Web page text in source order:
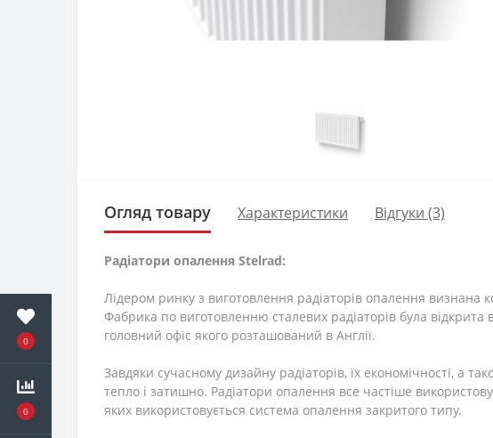
0
0
Огляд товару Характеристики Відгуки (3)
Радіатори опалення Stelrad:
Лідером ринку з виготовлення радіаторів опалення визнана
Фабрика по виготовленню сталевих радіаторів була відкрита
головний офіс якого розташований в Англії.
Завдяки сучасному дизайну радіаторів, їх економічності, а
тепло і затишно. Радіатори опалення все частіше
яких використовується система опалення закритого типу.